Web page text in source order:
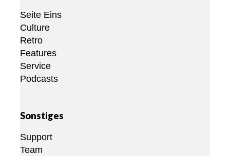
Seite Eins
Culture
Retro
Features
Service
Podcasts
Sonstiges
Support
Team